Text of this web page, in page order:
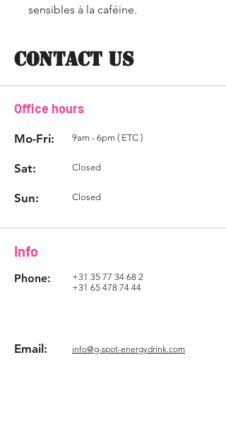
sensibles à la caféine.
CONTACT US
Office hours
Mo-Fri: 9am - 6pm ( ETC )
Sat: Closed
Sun: Closed
Info
Phone:
+31 35 77 34 68 2
+31 65 478 74 44
Email: ​info@g-spot-energydrink.com